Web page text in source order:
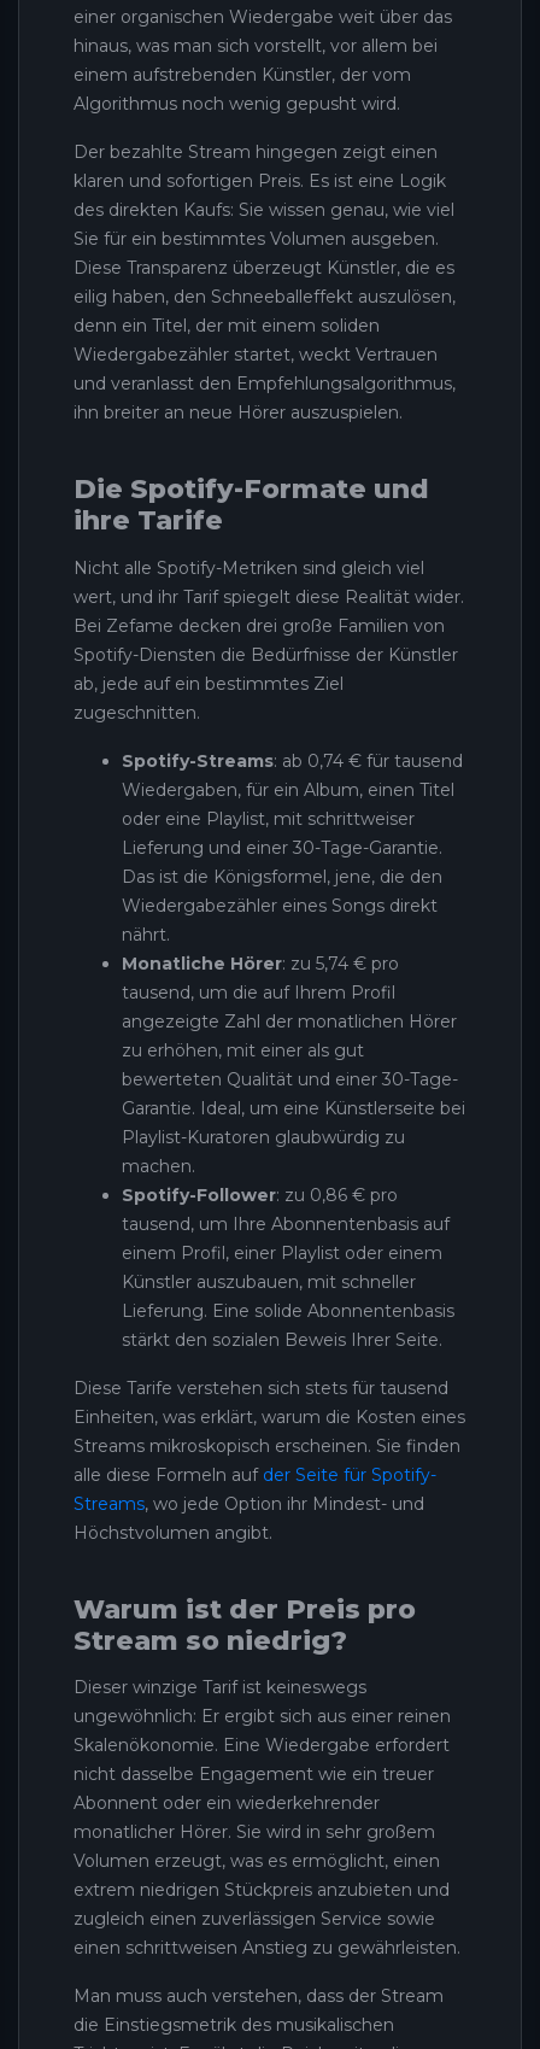
einer organischen Wiedergabe weit über das
hinaus, was man sich vorstellt, vor allem bei
einem aufstrebenden Künstler, der vom
Algorithmus noch wenig gepusht wird.
Der bezahlte Stream hingegen zeigt einen
klaren und sofortigen Preis. Es ist eine Logik
des direkten Kaufs: Sie wissen genau, wie viel
Sie für ein bestimmtes Volumen ausgeben.
Diese Transparenz überzeugt Künstler, die es
eilig haben, den Schneeballeffekt auszulösen,
denn ein Titel, der mit einem soliden
Wiedergabezähler startet, weckt Vertrauen
und veranlasst den Empfehlungsalgorithmus,
ihn breiter an neue Hörer auszuspielen.
Die Spotify-Formate und
ihre Tarife
Nicht alle Spotify-Metriken sind gleich viel
wert, und ihr Tarif spiegelt diese Realität wider.
Bei Zefame decken drei große Familien von
Spotify-Diensten die Bedürfnisse der Künstler
ab, jede auf ein bestimmtes Ziel
zugeschnitten.
Spotify-Streams: ab 0,74 € für tausend
Wiedergaben, für ein Album, einen Titel
oder eine Playlist, mit schrittweiser
Lieferung und einer 30-Tage-Garantie.
Das ist die Königsformel, jene, die den
Wiedergabezähler eines Songs direkt
nährt.
Monatliche Hörer: zu 5,74 € pro
tausend, um die auf Ihrem Profil
angezeigte Zahl der monatlichen Hörer
zu erhöhen, mit einer als gut
bewerteten Qualität und einer 30-Tage-
Garantie. Ideal, um eine Künstlerseite bei
Playlist-Kuratoren glaubwürdig zu
machen.
Spotify-Follower: zu 0,86 € pro
tausend, um Ihre Abonnentenbasis auf
einem Profil, einer Playlist oder einem
Künstler auszubauen, mit schneller
Lieferung. Eine solide Abonnentenbasis
stärkt den sozialen Beweis Ihrer Seite.
Diese Tarife verstehen sich stets für tausend
Einheiten, was erklärt, warum die Kosten eines
Streams mikroskopisch erscheinen. Sie finden
alle diese Formeln auf der Seite für Spotify-
Streams, wo jede Option ihr Mindest- und
Höchstvolumen angibt.
Warum ist der Preis pro
Stream so niedrig?
Dieser winzige Tarif ist keineswegs
ungewöhnlich: Er ergibt sich aus einer reinen
Skalenökonomie. Eine Wiedergabe erfordert
nicht dasselbe Engagement wie ein treuer
Abonnent oder ein wiederkehrender
monatlicher Hörer. Sie wird in sehr großem
Volumen erzeugt, was es ermöglicht, einen
extrem niedrigen Stückpreis anzubieten und
zugleich einen zuverlässigen Service sowie
einen schrittweisen Anstieg zu gewährleisten.
Man muss auch verstehen, dass der Stream
die Einstiegsmetrik des musikalischen